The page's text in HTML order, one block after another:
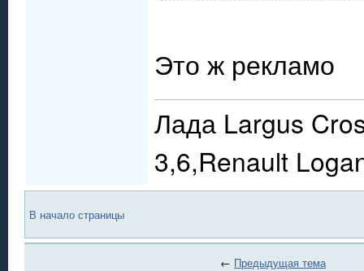
Это ж рекламо
Лада Largus
3,6,Renault
В начало страницы
← Предыдущая тема